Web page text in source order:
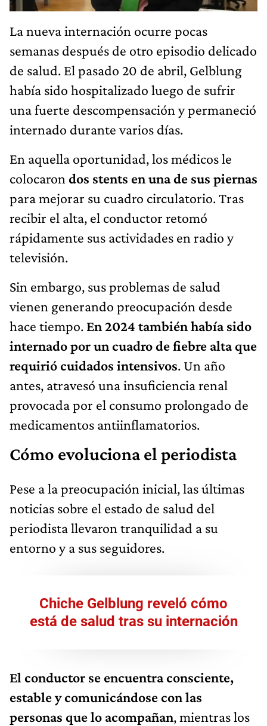
La nueva internación ocurre pocas
semanas después de otro episodio delicado
de salud. El pasado 20 de abril, Gelblung
había sido hospitalizado luego de sufrir
una fuerte descompensación y permaneció
internado durante varios días.
En aquella oportunidad, los médicos le
colocaron dos stents en una de sus piernas
para mejorar su cuadro circulatorio. Tras
recibir el alta, el conductor retomó
rápidamente sus actividades en radio y
televisión.
Sin embargo, sus problemas de salud
vienen generando preocupación desde
hace tiempo. En 2024 también había sido
internado por un cuadro de fiebre alta que
requirió cuidados intensivos. Un año
antes, atravesó una insuficiencia renal
provocada por el consumo prolongado de
medicamentos antiinflamatorios.
Cómo evoluciona el periodista
Pese a la preocupación inicial, las últimas
noticias sobre el estado de salud del
periodista llevaron tranquilidad a su
entorno y a sus seguidores.
Chiche Gelblung reveló cómo
está de salud tras su internación
El conductor se encuentra consciente,
estable y comunicándose con las
personas que lo acompañan, mientras los